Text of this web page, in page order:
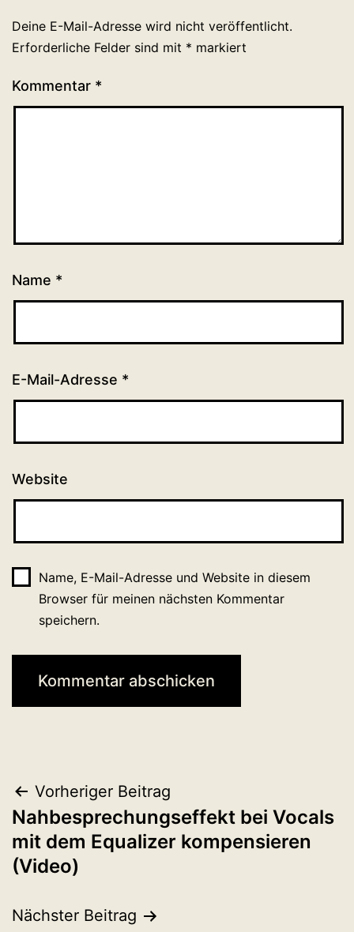
Deine E-Mail-Adresse wird nicht veröffentlicht.
Erforderliche Felder sind mit * markiert
Kommentar *
Name *
E-Mail-Adresse *
Website
Name, E-Mail-Adresse und Website in diesem
Browser für meinen nächsten Kommentar
speichern.
Beitragsnavigation
Vorheriger Beitrag
Nahbesprechungseffekt bei Vocals
mit dem Equalizer kompensieren
(Video)
Nächster Beitrag